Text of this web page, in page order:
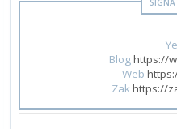
Bloghttps://
Web
Zakhttps://